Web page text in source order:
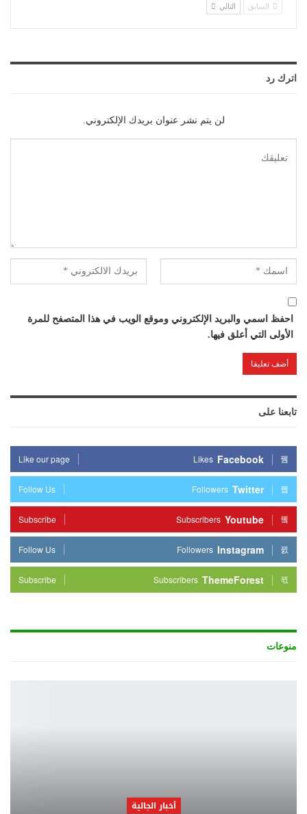
السابق التالي
اترك رد
لن يتم نشر عنوان بريدك الإلكتروني.
احفظ اسمي والبريد الإلكتروني وموقع الويب في هذا المتصفح للمرة
الأولى التي أعلق فيها.
تابعنا على
Facebook
Likes
Like our page
Twitter
Followers
Follow Us
Youtube
Subscribers
Subscribe
Instagram
Followers
Follow Us
ThemeForest
Subscribers
Subscribe
منوعات
أخبار الجالية